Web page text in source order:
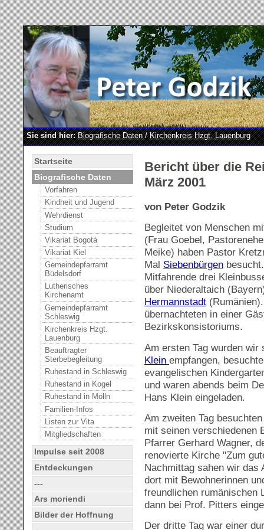
Sie sind hier: Biografische Daten/Kirchenkreis Hzgt. Lauenburg
Startseite
Biografische Daten
Vorfahren
Kindheit und Jugend
Wehrdienst
Studium
Vikariat Bogotá
Vikariat Kiel
Gemeindepfarramt
Büdelsdorf
Lutherisches
Kirchenamt
Gemeindepfarramt
Schleswig
Kirchenkreis Hzgt.
Lauenburg
Beauftragter
Sterbebegleitung
Ruhestand in Schleswig
Ruhestand in Kogel
Ruhestand in Mölln
Familien-Infos
Listen zur Vita
Mitgliedschaften
Impulse seit 2008
Entdeckungen
---
Ars moriendi
Bilder der Hoffnung
Bericht über die
März 2001
von Peter Godzik
Begleitet von Menschen
(Frau Goebel,
Meike) haben Pastor
Mal Siebenbürgen
Mitfahrende drei
über Niederaltaich
Hermannstadt
übernachteten in einer
Bezirkskonsistoriums.
Am ersten Tag wurden
Klein empfangen,
evangelischen
und waren abends beim
Hans Klein eingeladen.
Am zweiten Tag
mit seinen verschiedenen
Pfarrer Gerhard Wagner,
renovierte Kirche "Zum
Nachmittag sahen wir das
dort mit Bewohnerinnen
freundlichen rumänischen
dann bei Prof. Pitters
Der dritte Tag war einer